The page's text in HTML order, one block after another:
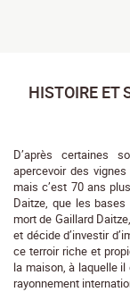
HISTOIRE ET
D’après certaines
apercevoir des vignes
mais c’est 70 ans
Daitze, que les
mort de Gaillard
et décide d’investir
ce terroir riche et
la maison, à laquelle
rayonnement